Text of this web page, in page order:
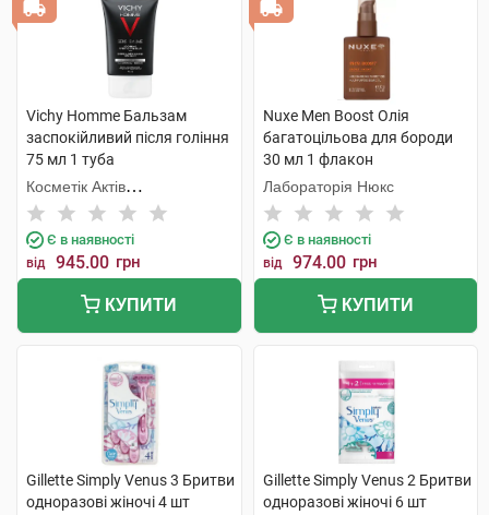
Vichy Homme Бальзам
заспокійливий після гоління
75 мл 1 туба
Косметік Актів
Інтернаціональ
Є в наявності
від 945.00 грн
КУПИТИ
Nuxe Men Boost Олія
багатоцільова для бороди
30 мл 1 флакон
Лабораторія Нюкс
Є в наявності
від 974.00 грн
КУПИТИ
Gillette Simply Venus 3 Бритви
одноразові жіночі 4 шт
Gillette Simply Venus 2 Бритви
одноразові жіночі 6 шт